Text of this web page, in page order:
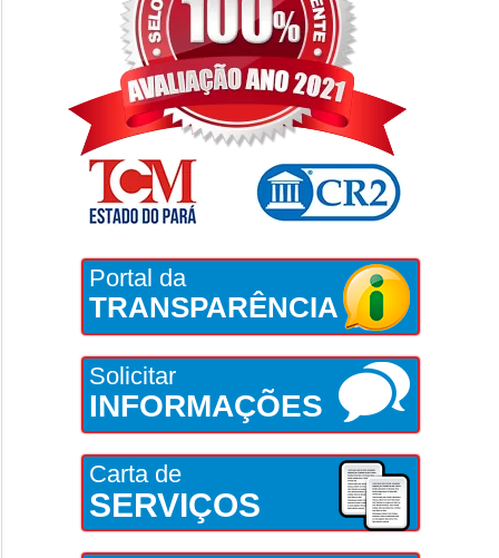
Portal da
TRANSPARÊNCIA
Solicitar
INFORMAÇÕES
Carta de
SERVIÇOS